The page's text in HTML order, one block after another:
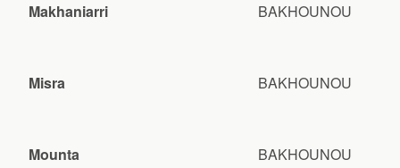
Makhaniarri BAKHOUNOU
Misra BAKHOUNOU
Mounta BAKHOUNOU